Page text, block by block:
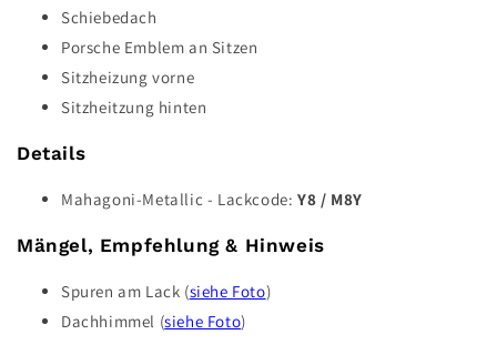
Schiebedach
Porsche Emblem an Sitzen
Sitzheizung vorne
Sitzheitzung hinten
Details
Mahagoni-Metallic - Lackcode: Y8 / M8Y
Mängel, Empfehlung & Hinweis
Spuren am Lack (siehe Foto)
Dachhimmel (siehe Foto)